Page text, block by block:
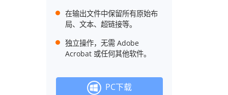
在输出文件中保留所有原始布
局、文本、超链接等。
独立操作，无需 Adob​​e
Acrobat 或任何其他软件。
PC下载